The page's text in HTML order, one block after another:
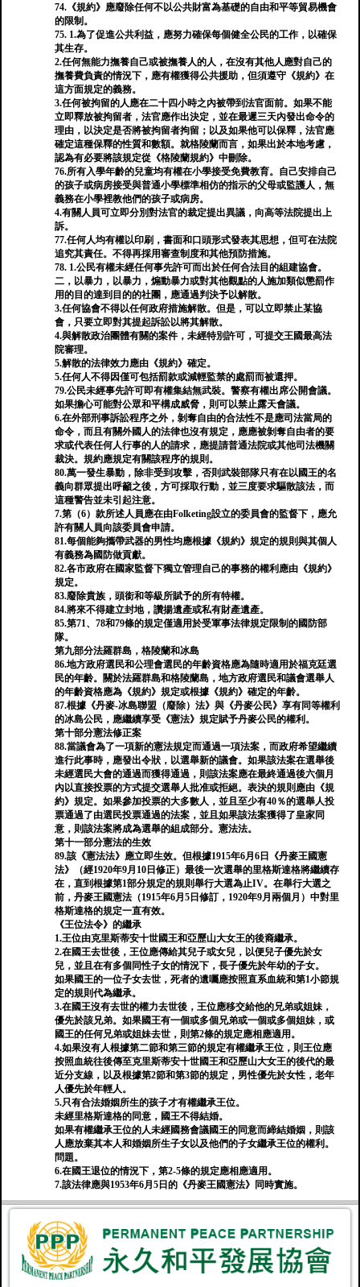
74.《規約》應廢除任何不以公共財富為基礎的自由和平等貿易機會
的限制。
75. 1.為了促進公共利益，應努力確保每個健全公民的工作，以確保
其生存。
2.任何無能力撫養自己或被撫養人的人，在沒有其他人應對自己的
撫養費負責的情況下，應有權獲得公共援助，但須遵守《規約》在
這方面規定的義務。
3.任何被拘留的人應在二十四小時之內被帶到法官面前。如果不能
立即釋放被拘留者，法官應作出決定，並在最遲三天內發出命令的
理由，以決定是否將被拘留者拘留；以及如果他可以保釋，法官應
確定這種保釋的性質和數額。就格陵蘭而言，如果出於本地考慮，
認為有必要將該規定從《格陵蘭規約》中刪除。
76.所有入學年齡的兒童均有權在小學接受免費教育。自己安排自己
的孩子或病房接受與普通小學標準相仿的指示的父母或監護人，無
義務在小學裡教他們的孩子或病房。
4.有關人員可立即分別對法官的裁定提出異議，向高等法院提出上
訴。
77.任何人均有權以印刷，書面和口頭形式發表其思想，但可在法院
追究其責任。不得再採用審查制度和其他預防措施。
78. 1.公民有權未經任何事先許可而出於任何合法目的組建協會。
二，以暴力，以暴力，煽動暴力或對其他觀點的人施加類似懲罰作
用的目的達到目的的社團，應通過判決予以解散。
3.任何協會不得以任何政府措施解散。但是，可以立即禁止某協
會，只要立即對其提起訴訟以將其解散。
4.與解散政治團體有關的案件，未經特別許可，可提交王國最高法
院審理。
5.解散的法律效力應由《規約》確定。
5.任何人不得因僅可包括罰款或減輕監禁的處罰而被還押。
79.公民未經事先許可即有權集結無武裝。警察有權出席公開會議。
如果擔心可能對公眾和平構成威脅，則可以禁止露天會議。
6.在外部刑事訴訟程序之外，剝奪自由的合法性不是應司法當局的
命令，而且有關外國人的法律也沒有規定，應應被剝奪自由者的要
求或代表任何人行事的人的請求，應提請普通法院或其他司法機關
裁決。規約應規定有關該程序的規則。
80.萬一發生暴動，除非受到攻擊，否則武裝部隊只有在以國王的名
義向群眾提出呼籲之後，方可採取行動，並三度要求驅散該法，而
這種警告並未引起注意。
7.第（6）款所述人員應在由Folketing設立的委員會的監督下，應允
許有關人員向該委員會申請。
81.每個能夠攜帶武器的男性均應根據《規約》規定的規則與其個人
有義務為國防做貢獻。
82.各市政府在國家監督下獨立管理自己的事務的權利應由《規約》
規定。
83.廢除貴族，頭銜和等級所賦予的所有特權。
84.將來不得建立封地，讚揚遺產或私有財產遺產。
85.第71、78和79條的規定僅適用於受軍事法律規定限制的國防部
隊。
第九部分法羅群島，格陵蘭和冰島
86.地方政府選民和公理會選民的年齡資格應為隨時適用於福克廷選
民的年齡。關於法羅群島和格陵蘭島，地方政府選民和議會選舉人
的年齡資格應為《規約》規定或根據《規約》確定的年齡。
87.根據《丹麥-冰島聯盟（廢除）法》與《丹麥公民》享有同等權利
的冰島公民，應繼續享受《憲法》規定賦予丹麥公民的權利。
第十部分憲法修正案
88.當議會為了一項新的憲法規定而通過一項法案，而政府希望繼續
進行此事時，應發出令狀，以選舉新的議會。如果該法案在選舉後
未經選民大會的通過而獲得通過，則該法案應在最終通過後六個月
內以直接投票的方式提交選舉人批准或拒絕。表決的規則應由《規
約》規定。如果參加投票的大多數人，並且至少有40％的選舉人投
票通過了由選民投票通過的法案，並且如果該法案獲得了皇家同
意，則該法案將成為選舉的組成部分。憲法法。
第十一部分憲法的生效
89.該《憲法法》應立即生效。但根據1915年6月6日《丹麥王國憲
法》（經1920年9月10日修正）最後一次選舉的里格斯達格將繼續存
在，直到根據第1部分規定的規則舉行大選為止IV。在舉行大選之
前，丹麥王國憲法（1915年6月5日修訂，1920年9月兩個月）中對里
格斯達格的規定一直有效。
《王位法令》的繼承
1.王位由克里斯蒂安十世國王和亞歷山大女王的後裔繼承。
2.在國王去世後，王位應傳給其兒子或女兒，以便兒子優先於女
兒，並且在有多個同性子女的情況下，長子優先於年幼的子女。
如果國王的一位子女去世，死者的遺囑應按照直系血統和第1小節規
定的規則代為繼承。
3.在國王沒有去世的權力去世後，王位應移交給他的兄弟或姐妹，
優先於該兄弟。如果國王有一個或多個兄弟或一個或多個姐妹，或
國王的任何兄弟或姐妹去世，則第2條的規定應相應適用。
4.如果沒有人根據第二節和第三節的規定有權繼承王位，則王位應
按照血統往後傳至克里斯蒂安十世國王和亞歷山大女王的後代的最
近分支線，以及根據第2節和第3節的規定，男性優先於女性，老年
人優先於年輕人。
5.只有合法婚姻所生的孩子才有權繼承王位。
未經里格斯達格的同意，國王不得結婚。
如果有權繼承王位的人未經國務會議國王的同意而締結婚姻，則該
人應放棄其本人和婚姻所生子女以及他們的子女繼承王位的權利。
問題。
6.在國王退位的情況下，第2-5條的規定應相應適用。
7.該法律應與1953年6月5日的《丹麥王國憲法》同時實施。